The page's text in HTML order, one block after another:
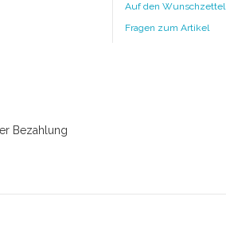
Auf den Wunschzettel
Fragen zum Artikel